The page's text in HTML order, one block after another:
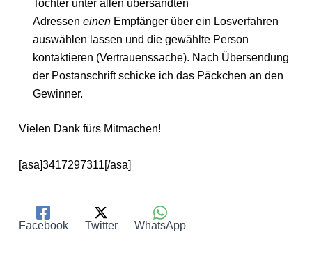
Tochter unter allen übersandten
Adressen einenEmpfänger über ein Losverfahren
auswählen lassen und die gewählte Person
kontaktieren (Vertrauenssache). Nach Übersendung
der Postanschrift schicke ich das Päckchen an den
Gewinner.
Vielen Dank fürs Mitmachen!
[asa]3417297311[/asa]
Facebook Twitter WhatsApp